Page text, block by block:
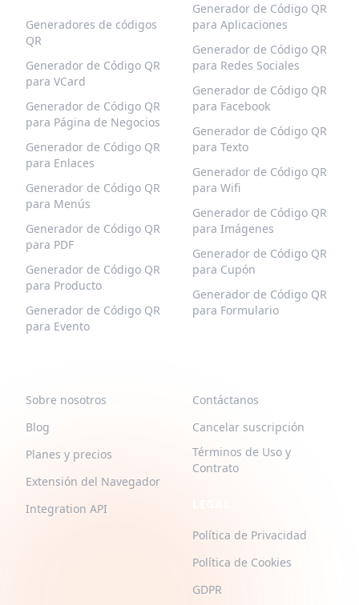
Generadores de códigos
QR
Generador de Código QR
para VCard
Generador de Código QR
para Página de Negocios
Generador de Código QR
para Enlaces
Generador de Código QR
para Menús
Generador de Código QR
para PDF
Generador de Código QR
para Producto
Generador de Código QR
para Evento
Generador de Código QR
para Aplicaciones
Generador de Código QR
para Redes Sociales
Generador de Código QR
para Facebook
Generador de Código QR
para Texto
Generador de Código QR
para Wifi
Generador de Código QR
para Imágenes
Generador de Código QR
para Cupón
Generador de Código QR
para Formulario
Sobre nosotros
Blog
Planes y precios
Extensión del Navegador
Integration API
Contáctanos
Cancelar suscripción
Términos de Uso y
Contrato
Política de Privacidad
Política de Cookies
GDPR